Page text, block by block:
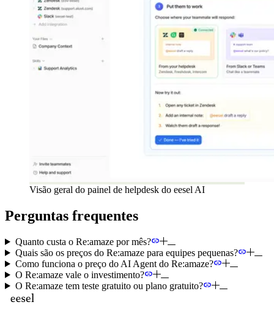
Visão geral do painel de helpdesk do eesel AI
Perguntas frequentes
Quanto custa o Re:amaze por mês?
Quais são os preços do Re:amaze para equipes pequenas?
Como funciona o preço do AI Agent do Re:amaze?
O Re:amaze vale o investimento?
O Re:amaze tem teste gratuito ou plano gratuito?